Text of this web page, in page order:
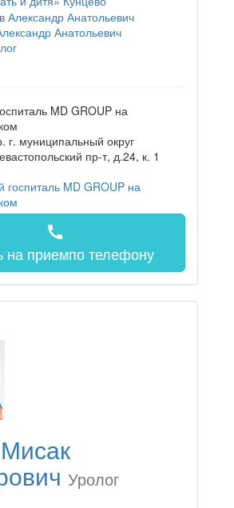
Анатольевич
MD GROUP на
г. муниципальный округ
пр-т, д.24, к. 1
call
на приемпо телефону
Уролог